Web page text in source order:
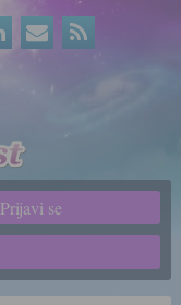
Prijavi se